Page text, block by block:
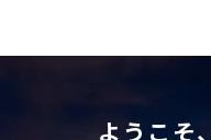
ようこそ